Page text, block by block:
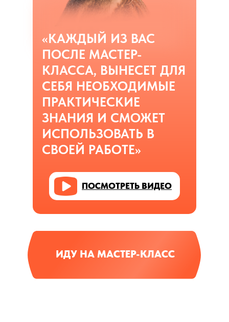
ПОСМОТРЕТЬ ВИДЕО
«КАЖДЫЙ ИЗ ВАС
ПОСЛЕ МАСТЕР-
КЛАССА, ВЫНЕСЕТ ДЛЯ
СЕБЯ НЕОБХОДИМЫЕ
ПРАКТИЧЕСКИЕ
ЗНАНИЯ И СМОЖЕТ
ИСПОЛЬЗОВАТЬ В
СВОЕЙ РАБОТЕ»
ИДУ НА МАСТЕР-КЛАСС